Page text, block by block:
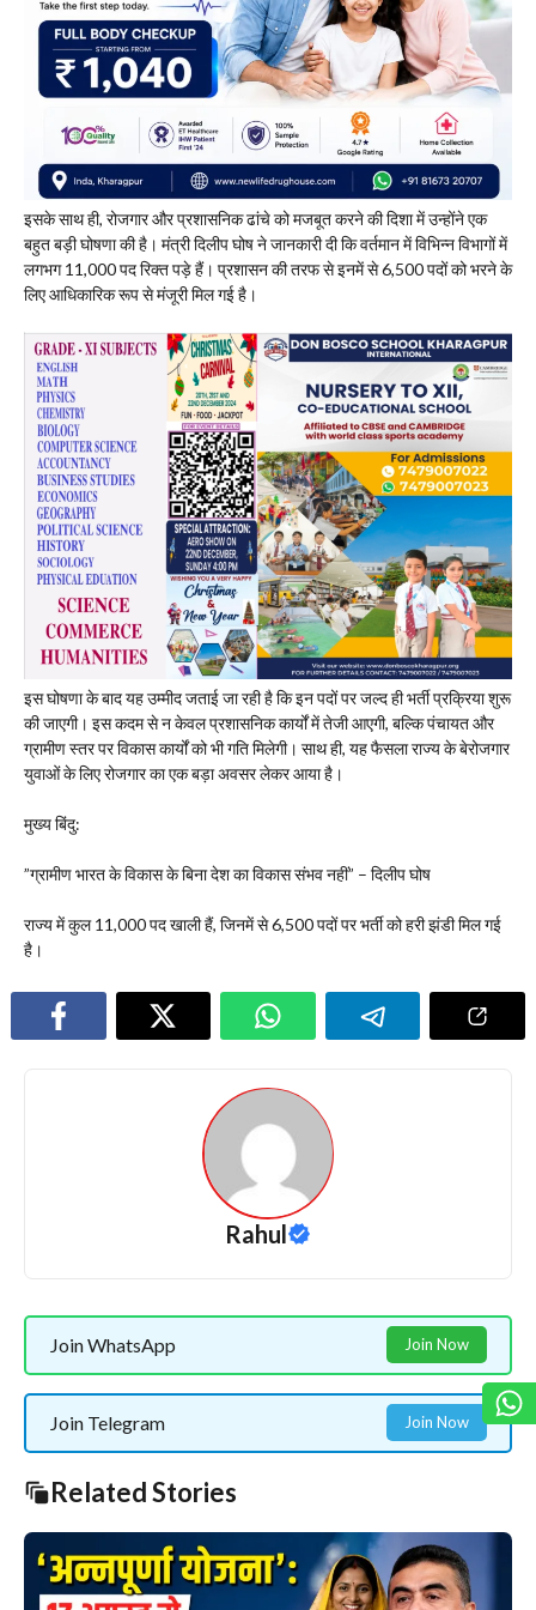
​इसके साथ ही, रोजगार और प्रशासनिक ढांचे को मजबूत करने की दिशा में उन्होंने एक
बहुत बड़ी घोषणा की है। मंत्री दिलीप घोष ने जानकारी दी कि वर्तमान में विभिन्न विभागों में
लगभग 11,000 पद रिक्त पड़े हैं। प्रशासन की तरफ से इनमें से 6,500 पदों को भरने के
लिए आधिकारिक रूप से मंजूरी मिल गई है।
​इस घोषणा के बाद यह उम्मीद जताई जा रही है कि इन पदों पर जल्द ही भर्ती प्रक्रिया शुरू
की जाएगी। इस कदम से न केवल प्रशासनिक कार्यों में तेजी आएगी, बल्कि पंचायत और
ग्रामीण स्तर पर विकास कार्यों को भी गति मिलेगी। साथ ही, यह फैसला राज्य के बेरोजगार
युवाओं के लिए रोजगार का एक बड़ा अवसर लेकर आया है।
मुख्य बिंदु:
​”ग्रामीण भारत के विकास के बिना देश का विकास संभव नहीं” – दिलीप घोष
​राज्य में कुल 11,000 पद खाली हैं, जिनमें से 6,500 पदों पर भर्ती को हरी झंडी मिल गई
है।
Rahul
Join WhatsApp Join Now
Join Telegram Join Now
Related Stories